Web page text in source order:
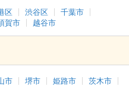
区 渋谷区
千葉市
賀市 越谷市
市 堺市 姫路市
茨木市